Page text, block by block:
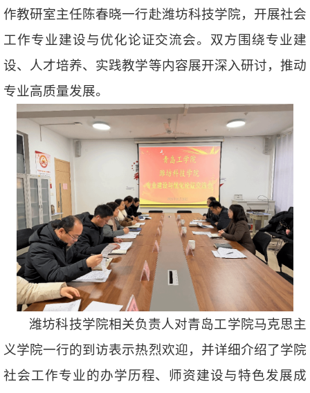
作教研室主任陈春晓一行赴潍坊科技学院，开展社会
工作专业建设与优化论证交流会。双方围绕专业建
设、人才培养、实践教学等内容展开深入研讨，推动
专业高质量发展。
潍坊科技学院相关负责人对青岛工学院马克思主
义学院一行的到访表示热烈欢迎，并详细介绍了学院
社会工作专业的办学历程、师资建设与特色发展成